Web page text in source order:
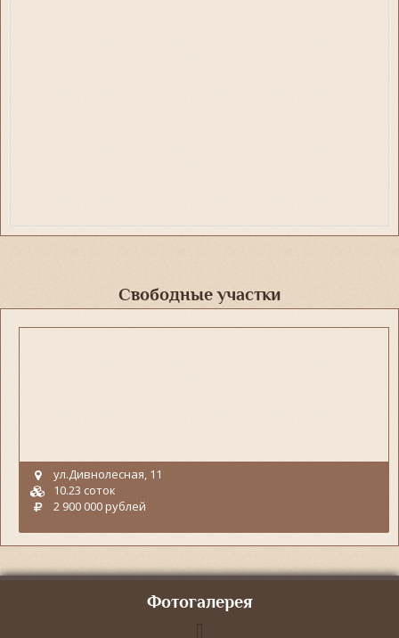
Свободные участки
ул.Дивнолесная, 11
10.23 соток
2 900 000 рублей
Фотогалерея